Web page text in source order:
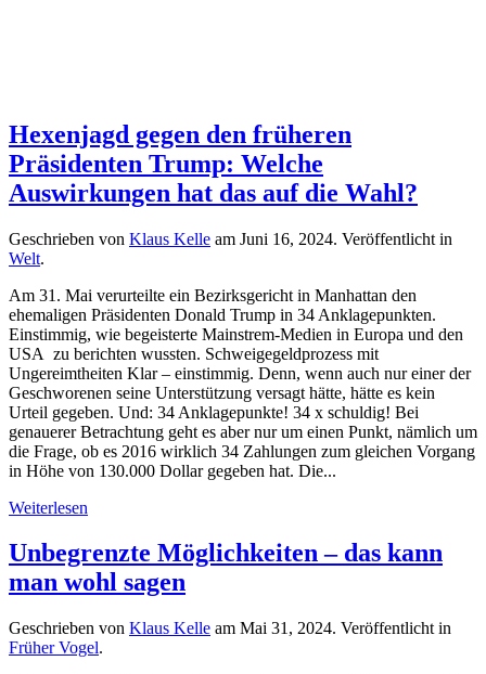
Hexenjagd gegen den früheren
Präsidenten Trump: Welche
Auswirkungen hat das auf die Wahl?
Geschrieben von Klaus Kelle am Juni 16, 2024. Veröffentlicht in
Welt.
Am 31. Mai verurteilte ein Bezirksgericht in Manhattan den
ehemaligen Präsidenten Donald Trump in 34 Anklagepunkten.
Einstimmig, wie begeisterte Mainstrem-Medien in Europa und den
USA zu berichten wussten. Schweigegeldprozess mit
Ungereimtheiten Klar – einstimmig. Denn, wenn auch nur einer der
Geschworenen seine Unterstützung versagt hätte, hätte es kein
Urteil gegeben. Und: 34 Anklagepunkte! 34 x schuldig! Bei
genauerer Betrachtung geht es aber nur um einen Punkt, nämlich um
die Frage, ob es 2016 wirklich 34 Zahlungen zum gleichen Vorgang
in Höhe von 130.000 Dollar gegeben hat. Die...
Weiterlesen
Unbegrenzte Möglichkeiten – das kann
man wohl sagen
Geschrieben von Klaus Kelle am Mai 31, 2024. Veröffentlicht in
Früher Vogel.